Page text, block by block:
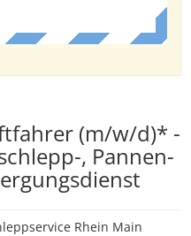
(m/w/d)* -
, Pannen-
Rhein Main